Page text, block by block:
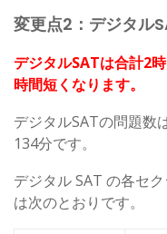
変更点2 ：デジタル
デジタルSATは合計2
時間短くなります。
デジタルSATの問題数
134分です。
デジタル SAT の各セ
は次のとおりです。